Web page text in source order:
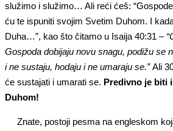
služimo i služimo… Ali reći ćeš:
ću te ispuniti svojim Svetim Duhom. I
Duha…”, kao što čitamo u Isaija 40:31 –
Gospoda dobijaju novu snagu, podižu se
i ne sustaju, hodaju i ne umaraju se.”Ali
će sustajati i umarati se. Predivno je biti
Duhom!
Znate, postoji pesma na engleskom